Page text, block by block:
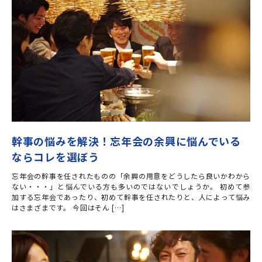
幹事の悩みを解決！忘年会の余興に悩んでいる
ならコレを選ぼう
忘年会の幹事を任されたものの「余興の用意をどうしたら良いかわから
ない・・・」と悩んでいる方も多いのではないでしょうか。 初めて参
加する忘年会であったり、初めて幹事を任されたりと、人によって悩み
はさまざまです。 今回はそん […]